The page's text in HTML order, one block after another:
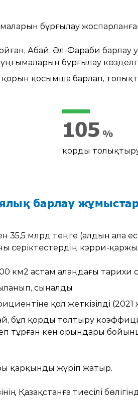
бұрғылау
Абай, Әл-Фараби барлау
бұрғылау
қосымша барлап,
105 %
қорды
барлау
35,5 млрд теңге (алдын ала
серіктестердің кэрри-
км2 астам алаңдағы тарихи
сыналды
қол жеткізілді
бұл қорды толтыру
тұрған кен орындары
қарқынды жүріп жатыр.
Қазақстанға тиесілі